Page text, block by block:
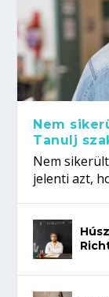
Nem
Tanulj
Nem
jelenti azt,